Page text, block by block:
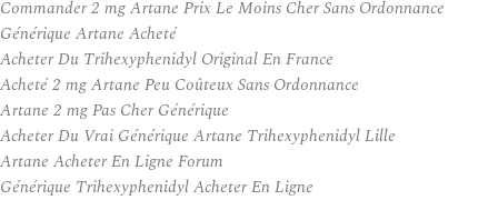
Commander 2 mg Artane Prix Le Moins Cher Sans Ordonnance
Générique Artane Acheté
Acheter Du Trihexyphenidyl Original En France
Acheté 2 mg Artane Peu Coûteux Sans Ordonnance
Artane 2 mg Pas Cher Générique
Acheter Du Vrai Générique Artane Trihexyphenidyl Lille
Artane Acheter En Ligne Forum
Générique Trihexyphenidyl Acheter En Ligne